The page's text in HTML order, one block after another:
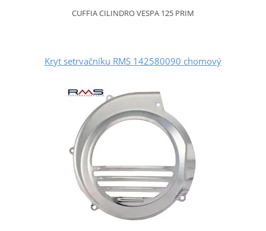
CUFFIA CILINDRO VESPA 125 PRIM
Kryt setrvačníku RMS 142580090 chomový